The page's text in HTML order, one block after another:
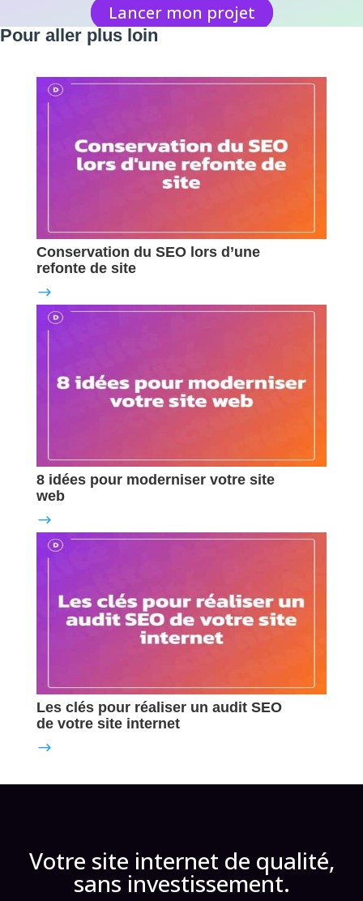
Lancer mon projet
Pour aller plus loin
Conservation du SEO lors d’une
refonte de site
8 idées pour moderniser votre site
web
Les clés pour réaliser un audit SEO
de votre site internet
Votre site internet de qualité,
sans investissement.